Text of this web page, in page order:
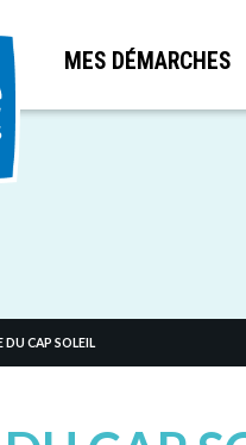
MES DÉMARCHES
DU CAP SOLEIL